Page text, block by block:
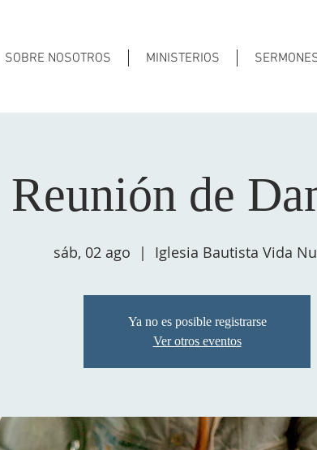
SOBRE NOSOTROS MINISTERIOS
Reunión de
sáb, 02 ago
  |
Iglesia Bautista Vida
Ya no es posible registrarse
Ver otros eventos